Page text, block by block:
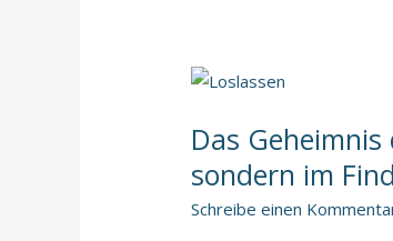
bis
KI-
Ära
Das
sondern im
Schreibe einen